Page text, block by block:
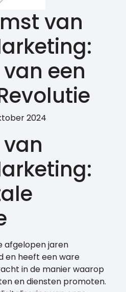
van
van een
2024
van
afgelopen jaren
en heeft een ware
in de manier waarop
en diensten promoten.